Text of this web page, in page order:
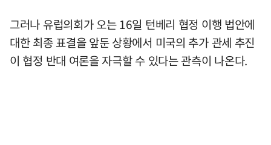
그러나 유럽의회가 오는 16일 턴베리 협정 이행 법안에
대한 최종 표결을 앞둔 상황에서 미국의 추가 관세 추진
이 협정 반대 여론을 자극할 수 있다는 관측이 나온다.